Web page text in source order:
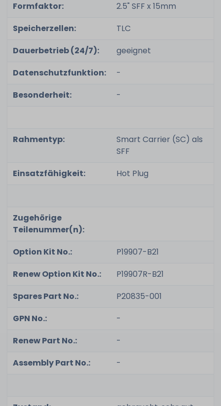
Formfaktor:
2.5" SFF x 15mm
Speicherzellen:
TLC
Dauerbetrieb (24/7):
geeignet
Datenschutzfunktion:
-
Besonderheit:
-
Rahmentyp:
Smart Carrier (SC) als
SFF
Einsatzfähigkeit:
Hot Plug
Zugehörige
Teilenummer(n):
Option Kit No.:
P19907-B21
Renew Option Kit No.:
P19907R-B21
Spares Part No.:
P20835-001
GPN No.:
-
Renew Part No.:
-
Assembly Part No.:
-